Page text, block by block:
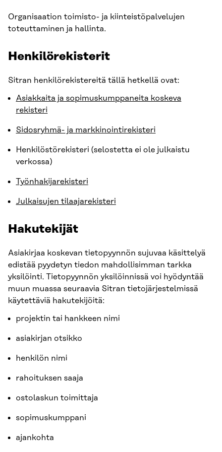
Organisaation toimisto- ja kiinteistöpalvelujen
toteuttaminen ja hallinta.
Henkilörekisterit
Sitran henkilörekistereitä tällä hetkellä ovat:
Asiakkaita ja sopimuskumppaneita koskeva
rekisteri
Sidosryhmä- ja markkinointirekisteri
Henkilöstörekisteri (selostetta ei ole julkaistu
verkossa)
Työnhakijarekisteri
Julkaisujen tilaajarekisteri
Hakutekijät
Asiakirjaa koskevan tietopyynnön sujuvaa käsittelyä
edistää pyydetyn tiedon mahdollisimman tarkka
yksilöinti. Tietopyynnön yksilöinnissä voi hyödyntää
muun muassa seuraavia Sitran tietojärjestelmissä
käytettäviä hakutekijöitä:
projektin tai hankkeen nimi
asiakirjan otsikko
henkilön nimi
rahoituksen saaja
ostolaskun toimittaja
sopimuskumppani
ajankohta